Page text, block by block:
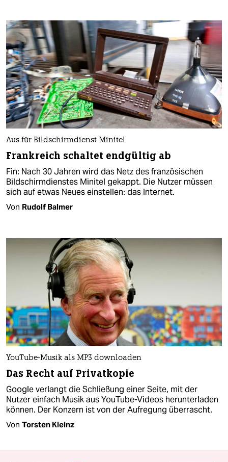
Aus für Bildschirmdienst Minitel
Frankreich schaltet endgültig ab
Fin: Nach 30 Jahren wird das Netz des französischen
Bildschirmdienstes Minitel gekappt. Die Nutzer müssen
sich auf etwas Neues einstellen: das Internet.
Von Rudolf Balmer
YouTube-Musik als MP3 downloaden
Das Recht auf Privatkopie
Google verlangt die Schließung einer Seite, mit der
Nutzer einfach Musik aus YouTube-Videos herunterladen
können. Der Konzern ist von der Aufregung überrascht.
Von Torsten Kleinz